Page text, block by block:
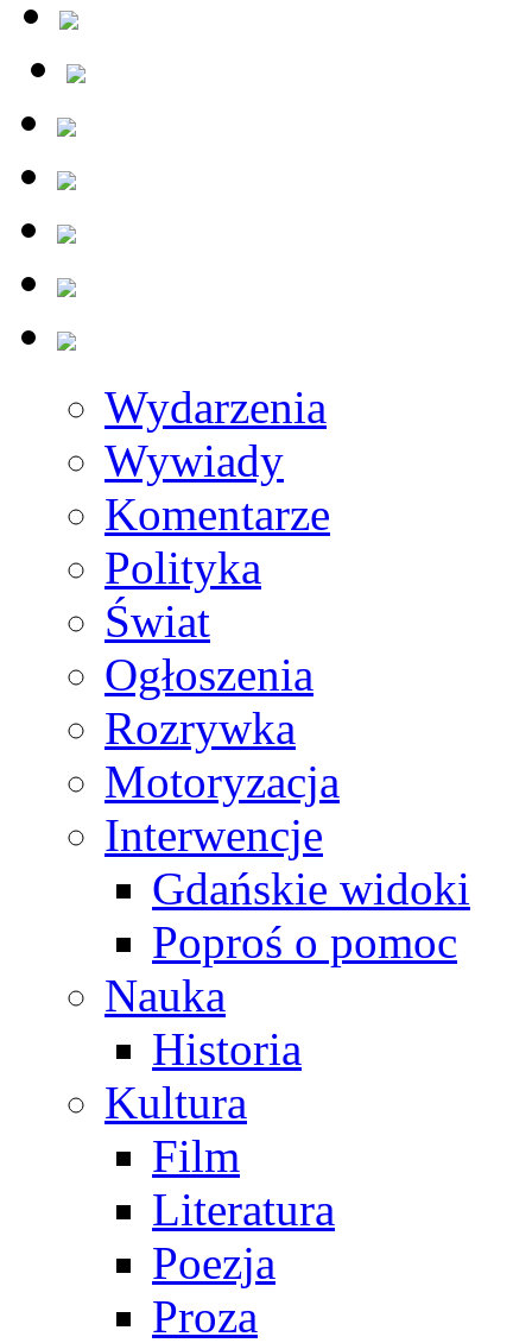
Wydarzenia
Wywiady
Komentarze
Polityka
Świat
Ogłoszenia
Rozrywka
Motoryzacja
Interwencje
Gdańskie widoki
Poproś o pomoc
Nauka
Historia
Kultura
Film
Literatura
Poezja
Proza